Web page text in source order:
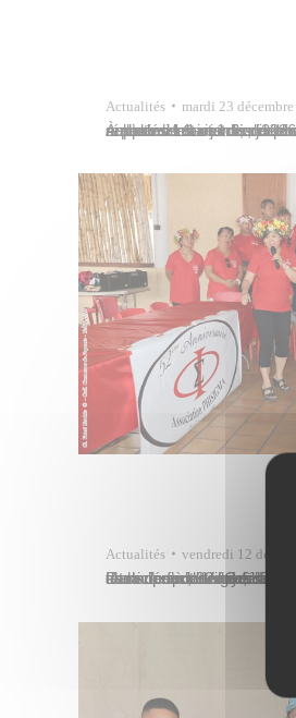
Actualités mardi 23 décembre
À partir du 1er janvier 2026, les collectes supplémentaires des déchets des professionnels, réalisées les mercredis et dimanches dans les secteurs 1-1 et 1-2, ne seront plus
Actualités vendredi 12
Dans l’esprit de générosité qui accompagne les fêtes de fin d’année, l’association Phisigma s’est associée à la Ville de Papeete pour offrir un peu de chaleur et de réconfort aux familles les plus fragiles de la commune. Grâce au soutien des services municipaux, 80 foyers ont été sélectionnés et se sont vu remettre